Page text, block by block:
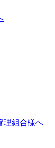
理組合様へ